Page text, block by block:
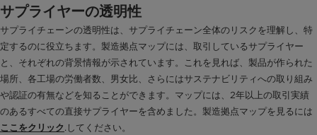
サプライヤーの透明性
サプライチェーンの透明性は、サプライチェーン全体のリスクを理解し、特
定するのに役立ちます。製造拠点マップには、取引しているサプライヤー
と、それぞれの背景情報が示されています。これを見れば、製品が作られた
場所、各工場の労働者数、男女比、さらにはサステナビリティへの取り組み
や認証の有無などを知ることができます。マップには、2年以上の取引実績
のあるすべての直接サプライヤーを含めました。製造拠点マップを見るには
ここをクリック .してください。